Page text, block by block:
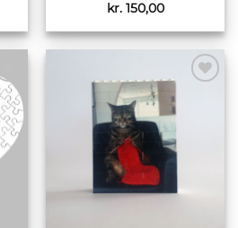
kr.150,00
til
Tilføj til
ønskeliste